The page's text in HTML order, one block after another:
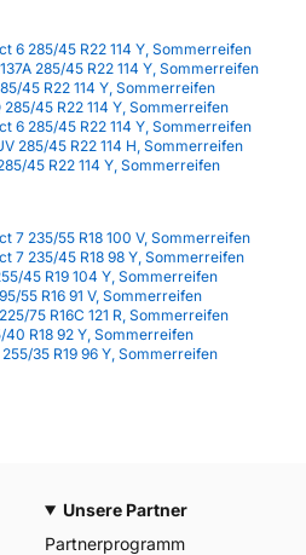
6 285/45 R22 114 Y, Sommerreifen
285/45 R22 114 Y, Sommerreifen
45 R22 114 Y, Sommerreifen
45 R22 114 Y, Sommerreifen
6 285/45 R22 114 Y, Sommerreifen
285/45 R22 114 H, Sommerreifen
45 R22 114 Y, Sommerreifen
7 235/55 R18 100 V, Sommerreifen
7 235/45 R18 98 Y, Sommerreifen
45 R19 104 Y, Sommerreifen
55 R16 91 V, Sommerreifen
75 R16C 121 R, Sommerreifen
R18 92 Y, Sommerreifen
35 R19 96 Y, Sommerreifen
Unsere Partner
Partnerprogramm